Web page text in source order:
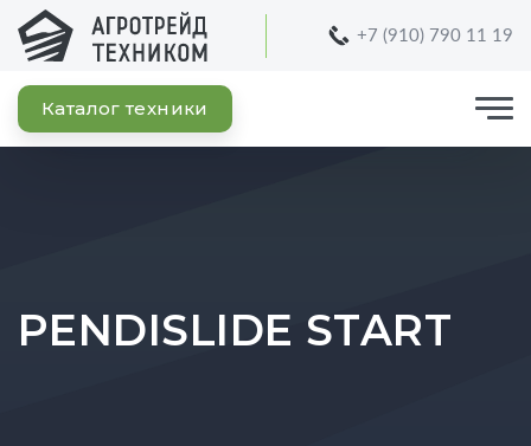
+7 (910) 790 11 19
Каталог техники
PENDISLIDE START